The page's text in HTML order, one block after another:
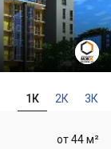
1К 2К 3К
от 44 м²